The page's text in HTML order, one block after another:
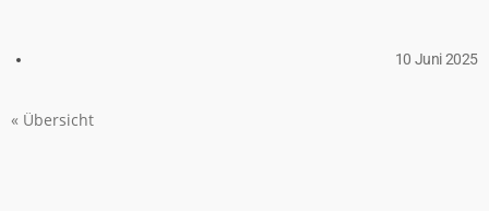
10 Juni 2025
« Übersicht